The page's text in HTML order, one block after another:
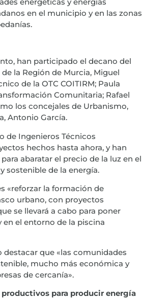
en el municipio y en las zonas
han participado el decano del
la Región de Murcia, Miguel
de la OTC COITIRM; Paula
Comunitaria; Rafael
los concejales de Urbanismo,
Antonio García.
de Ingenieros Técnicos
hechos hasta ahora, y han
abaratar el precio de la luz en el
sostenible de la energía.
«reforzar la formación de
urbano, con proyectos
se llevará a cabo para poner
el entorno de la piscina
destacar que «las comunidades
mucho más económica y
de cercanía».
para producir energía